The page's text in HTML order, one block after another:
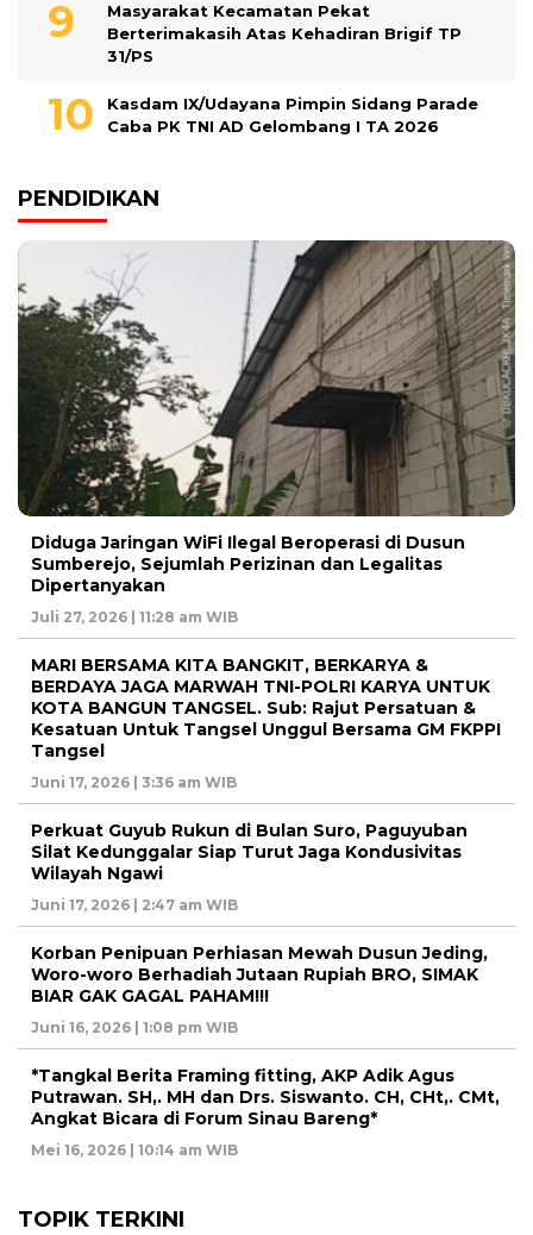
Masyarakat Kecamatan Pekat
Berterimakasih Atas Kehadiran Brigif TP
31/PS
Kasdam IX/Udayana Pimpin Sidang Parade
Caba PK TNI AD Gelombang I TA 2026
PENDIDIKAN
Diduga Jaringan WiFi Ilegal Beroperasi di Dusun
Sumberejo, Sejumlah Perizinan dan Legalitas
Dipertanyakan
Juli 27, 2026 | 11:28 am WIB
MARI BERSAMA KITA BANGKIT, BERKARYA &
BERDAYA JAGA MARWAH TNI-POLRI KARYA UNTUK
KOTA BANGUN TANGSEL. Sub: Rajut Persatuan &
Kesatuan Untuk Tangsel Unggul Bersama GM FKPPI
Tangsel
Juni 17, 2026 | 3:36 am WIB
Perkuat Guyub Rukun di Bulan Suro, Paguyuban
Silat Kedunggalar Siap Turut Jaga Kondusivitas
Wilayah Ngawi
Juni 17, 2026 | 2:47 am WIB
Korban Penipuan Perhiasan Mewah Dusun Jeding,
Woro-woro Berhadiah Jutaan Rupiah BRO, SIMAK
BIAR GAK GAGAL PAHAM!!!
Juni 16, 2026 | 1:08 pm WIB
*Tangkal Berita Framing fitting, AKP Adik Agus
Putrawan. SH,. MH dan Drs. Siswanto. CH, CHt,. CMt,
Angkat Bicara di Forum Sinau Bareng*
Mei 16, 2026 | 10:14 am WIB
TOPIK TERKINI